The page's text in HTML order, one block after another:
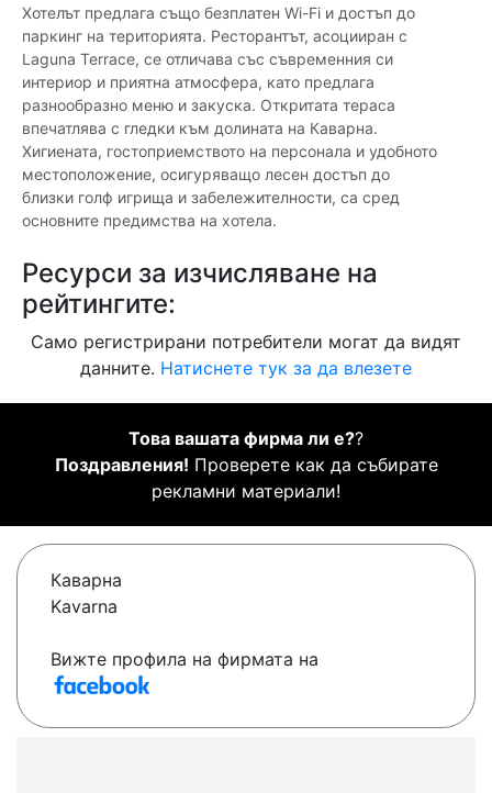
Хотелът предлага също безплатен Wi-Fi и достъп до
паркинг на територията. Ресторантът, асоцииран с
Laguna Terrace, се отличава със съвременния си
интериор и приятна атмосфера, като предлага
разнообразно меню и закуска. Откритата тераса
впечатлява с гледки към долината на Каварна.
Хигиената, гостоприемството на персонала и удобното
местоположение, осигуряващо лесен достъп до
близки голф игрища и забележителности, са сред
основните предимства на хотела.
Ресурси за изчисляване на
рейтингите:
Само регистрирани потребители могат да видят
данните. Натиснете тук за да влезете
Това вашата фирма ли е??
Поздравления! Проверете как да събирате
рекламни материали!
Каварна
Kavarna
Вижте профила на фирмата на